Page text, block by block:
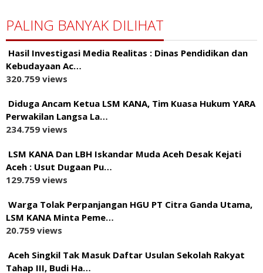
PALING BANYAK DILIHAT
Hasil Investigasi Media Realitas : ‎Dinas Pendidikan dan
Kebudayaan Ac…
320.759 views
Diduga Ancam Ketua LSM KANA, Tim Kuasa Hukum YARA
Perwakilan Langsa La…
234.759 views
LSM KANA Dan LBH Iskandar Muda Aceh Desak Kejati
Aceh : Usut Dugaan Pu…
129.759 views
Warga Tolak Perpanjangan HGU PT Citra Ganda Utama,
LSM KANA Minta Peme…
20.759 views
Aceh Singkil Tak Masuk Daftar Usulan Sekolah Rakyat
Tahap III, Budi Ha…